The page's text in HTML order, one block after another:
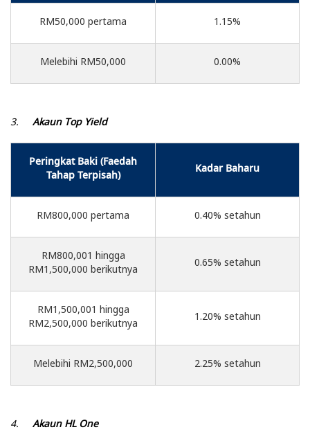
RM50,000 pertama 1.15%
Melebihi RM50,000 0.00%
3. Akaun Top Yield
Peringkat Baki (Faedah
Tahap Terpisah)
Kadar Baharu
RM800,000 pertama 0.40% setahun
RM800,001 hingga
RM1,500,000 berikutnya
0.65% setahun
RM1,500,001 hingga
RM2,500,000 berikutnya
1.20% setahun
Melebihi RM2,500,000 2.25% setahun
4. Akaun HL One